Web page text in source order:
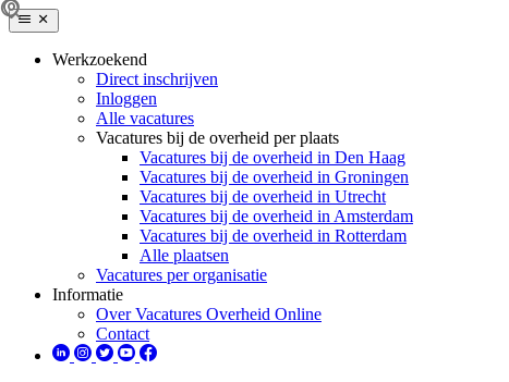
Werkzoekend
Direct inschrijven
Inloggen
Alle vacatures
Vacatures bij de overheid per plaats
Vacatures bij de overheid in Den Haag
Vacatures bij de overheid in Groningen
Vacatures bij de overheid in Utrecht
Vacatures bij de overheid in Amsterdam
Vacatures bij de overheid in Rotterdam
Alle plaatsen
Vacatures per organisatie
Informatie
Over Vacatures Overheid Online
Contact